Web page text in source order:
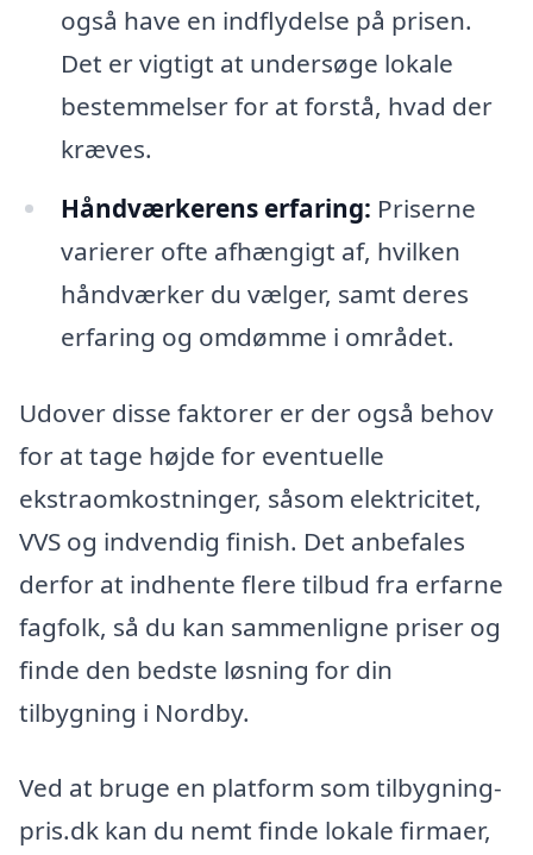
også have en indflydelse på prisen.
Det er vigtigt at undersøge lokale
bestemmelser for at forstå, hvad der
kræves.
Håndværkerens erfaring: Priserne
varierer ofte afhængigt af, hvilken
håndværker du vælger, samt deres
erfaring og omdømme i området.
Udover disse faktorer er der også behov
for at tage højde for eventuelle
ekstraomkostninger, såsom elektricitet,
VVS og indvendig finish. Det anbefales
derfor at indhente flere tilbud fra erfarne
fagfolk, så du kan sammenligne priser og
finde den bedste løsning for din
tilbygning i Nordby.
Ved at bruge en platform som tilbygning-
pris.dk kan du nemt finde lokale firmaer,